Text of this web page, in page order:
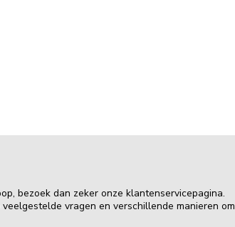
bezoek dan zeker onze klantenservicepagina.
vragen en verschillende manieren om